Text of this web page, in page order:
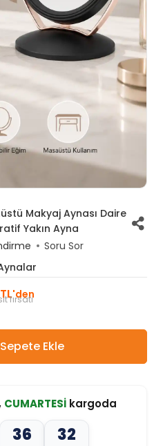
Makyaj Aynası Daire
Yakın Ayna
Soru Sor
'den
fırsatı
Sepete Ekle
CUMARTESİ kargoda
36 30